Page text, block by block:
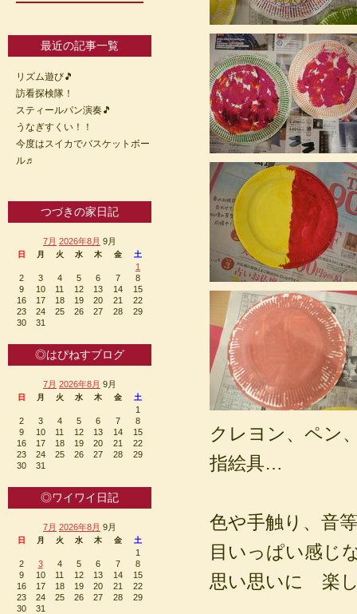
クレヨン、ペン
指絵具…
色や手触り、音
目いっぱい感じ
思い思いに 楽
最近の記事一覧
リズム遊び🎵
訪看探検隊！
スティールパン演奏🎵
うなぎすくい！！
今度はスイカでバスケットボー
ル♬
つづきの家日記
7月 2026年8月 9月
日 月 火 水 木 金 土
1
2
3 4 5 6 7
8
9
10 11 12 13 14
15
16
17 18 19 20 21
22
23
24 25 26 27 28
29
30
31
◎はぴねすブログ
7月 2026年8月 9月
日 月 火 水 木 金 土
1
2
3 4 5 6 7
8
9
10 11 12 13 14
15
16
17 18 19 20 21
22
23
24 25 26 27 28
29
30
31
◎ワイワイ日記
7月 2026年8月 9月
日 月 火 水 木 金 土
1
2
3 4 5 6 7
8
9
10 11 12 13 14
15
16
17 18 19 20 21
22
23
24 25 26 27 28
29
30
31